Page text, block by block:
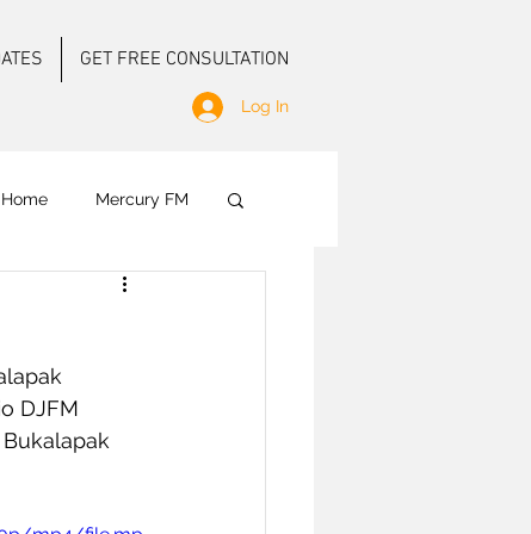
GET FREE CONSULTATION
Log In
Mercury FM
Ground Activation
DJFM